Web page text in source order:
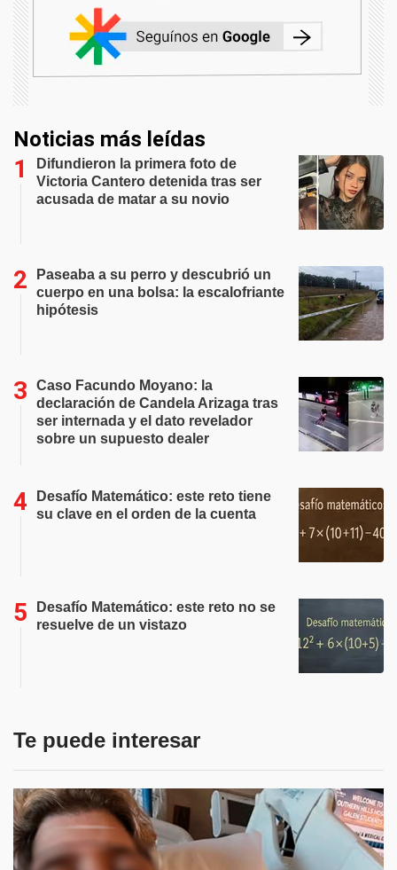
Noticias más leídas
Difundieron la primera foto de
Victoria Cantero detenida tras ser
acusada de matar a su novio
Paseaba a su perro y descubrió un
cuerpo en una bolsa: la escalofriante
hipótesis
Caso Facundo Moyano: la
declaración de Candela Arizaga tras
ser internada y el dato revelador
sobre un supuesto dealer
Desafío Matemático: este reto tiene
su clave en el orden de la cuenta
Desafío Matemático: este reto no se
resuelve de un vistazo
Te puede interesar